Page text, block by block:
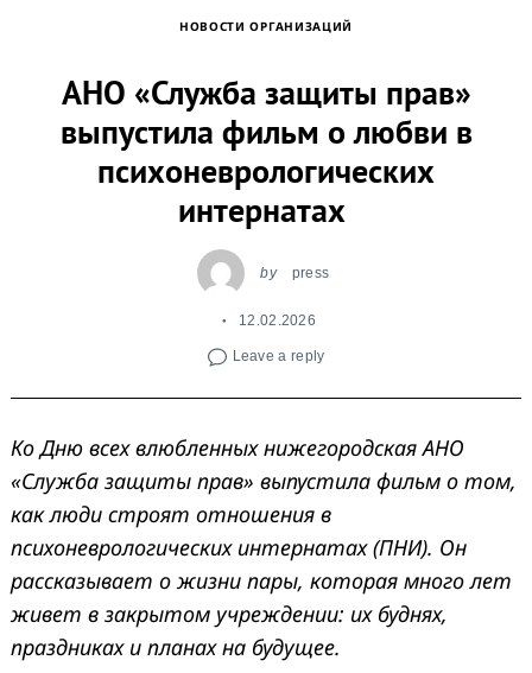
НОВОСТИ ОРГАНИЗАЦИЙ
АНО «Служба защиты прав»
выпустила фильм о любви в
психоневрологических
интернатах
by press
12.02.2026
Leave a reply
Ко Дню всех влюбленных нижегородская АНО
«Служба защиты прав» выпустила фильм о том,
как люди строят отношения в
психоневрологических интернатах (ПНИ). Он
рассказывает о жизни пары, которая много лет
живет в закрытом учреждении: их буднях,
праздниках и планах на будущее.